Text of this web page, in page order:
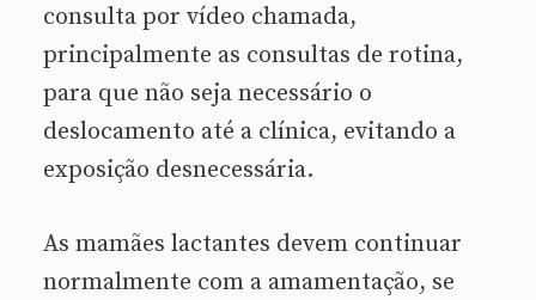
consulta por vídeo chamada,
principalmente as consultas de rotina,
para que não seja necessário o
deslocamento até a clínica, evitando a
exposição desnecessária.
As mamães lactantes devem continuar
normalmente com a amamentação, se